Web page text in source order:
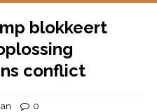
blokkeert
conflict
0